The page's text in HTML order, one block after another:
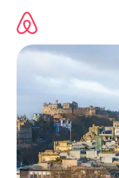
directement
contenu